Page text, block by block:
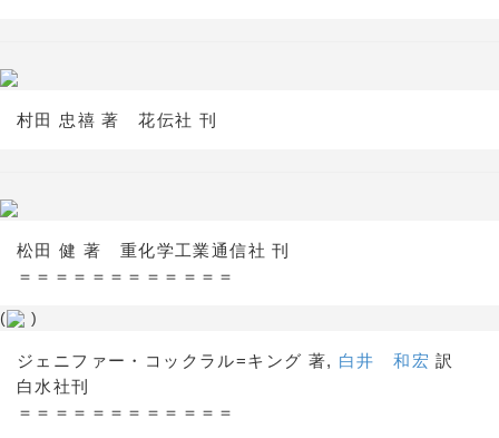
村田 忠禧 著 花伝社 刊
松田 健 著 重化学工業通信社 刊
＝＝＝＝＝＝＝＝＝＝＝＝
( )
ジェニファー・コックラル=キング 著, 白井 和宏 訳
白水社刊
＝＝＝＝＝＝＝＝＝＝＝＝